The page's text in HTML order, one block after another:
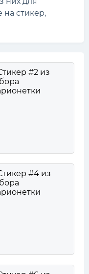
стикер,